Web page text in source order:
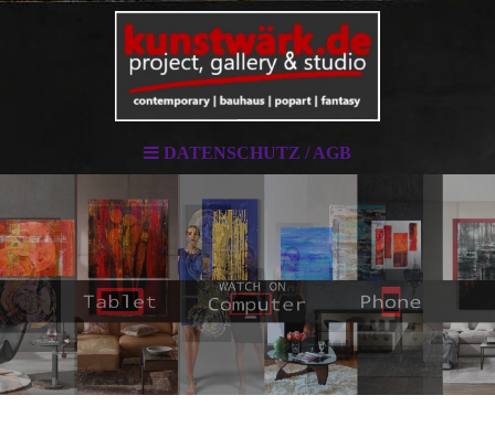
DATENSCHUTZ / AGB